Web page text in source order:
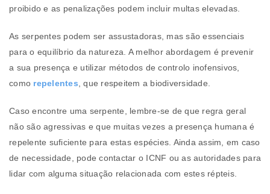
proibido e as penalizações podem incluir multas elevadas.
As serpentes podem ser assustadoras, mas são essenciais
para o equilíbrio da natureza. A melhor abordagem é prevenir
a sua presença e utilizar métodos de controlo inofensivos,
como repelentes , que respeitem a biodiversidade.
Caso encontre uma serpente, lembre-se de que regra geral
não são agressivas e que muitas vezes a presença humana é
repelente suficiente para estas espécies. Ainda assim, em caso
de necessidade, pode contactar o ICNF ou as autoridades para
lidar com alguma situação relacionada com estes répteis.